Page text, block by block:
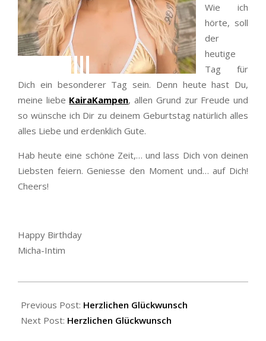
Wie ich
hörte, soll
der
heutige
Tag für
Dich ein besonderer Tag sein. Denn heute hast Du,
meine liebe KairaKampen, allen Grund zur Freude und
so wünsche ich Dir zu deinem Geburtstag natürlich alles
alles Liebe und erdenklich Gute.
Hab heute eine schöne Zeit,… und lass Dich von deinen
Liebsten feiern. Geniesse den Moment und… auf Dich!
Cheers!
Happy Birthday
Micha-Intim
03-
17
Previous Post: Herzlichen Glückwunsch
Next Post: Herzlichen Glückwunsch